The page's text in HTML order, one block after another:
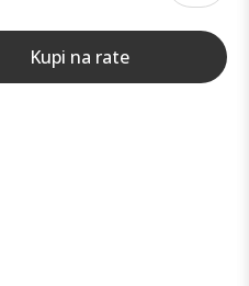
Kupi na rate